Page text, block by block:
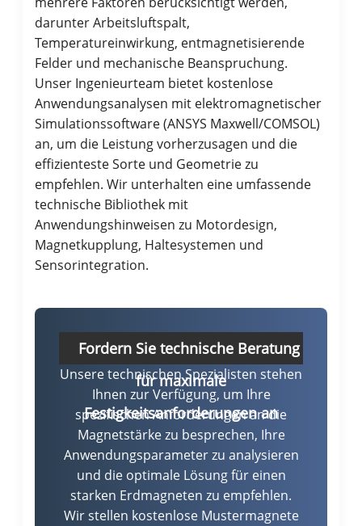
darunter Arbeitsluftspalt,
Temperatureinwirkung, entmagnetisierende
Felder und mechanische Beanspruchung.
Unser Ingenieurteam bietet kostenlose
Anwendungsanalysen mit elektromagnetischer
Simulationssoftware (ANSYS Maxwell/COMSOL)
an, um die Leistung vorherzusagen und die
effizienteste Sorte und Geometrie zu
empfehlen. Wir unterhalten eine umfassende
technische Bibliothek mit
Anwendungshinweisen zu Motordesign,
Magnetkupplung, Haltesystemen und
Sensorintegration.
Fordern Sie technische Beratung
für maximale
Festigkeitsanforderungen an
Unsere technischen Spezialisten stehen
Ihnen zur Verfügung, um Ihre
spezifischen Anforderungen an die
Magnetstärke zu besprechen, Ihre
Anwendungsparameter zu analysieren
und die optimale Lösung für einen
starken Erdmagneten zu empfehlen.
Wir stellen kostenlose Mustermagnete